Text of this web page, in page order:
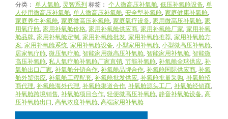
分类： 单人氧舱 灵智系列 标签： 个人微高压补氧舱 低压补氧舱设备 单
人使用微高压补氧舱 单人微高压补氧舱 安全型补氧舱 家庭健康补氧舱
家庭养生补氧舱 家庭微高压补氧舱 家庭氧疗设备 家用微高压补氧舱 家
用氧疗舱 家用补氧舱价格 家用补氧舱供应商 家用补氧舱厂家 家用补氧
舱品牌 家用补氧舱定制 家用补氧舱批发 家用补氧舱推荐 家用补氧舱方
案 家用补氧舱系统 家用补氧舱设备 小型家用补氧舱 小型微高压补氧舱
居家氧疗舱 微压氧疗舱 智能家用微高压补氧舱 智能家用补氧舱 智能微
高压补氧舱 私人氧疗舱补氧舱厂家直销 节能补氧舱 补氧舱全球供应 补
氧舱出口厂家 补氧舱分销合作 补氧舱品牌合作 补氧舱国际供应商 补氧
舱外贸供应 补氧舱工程配套 补氧舱批发供应 补氧舱批量采购 补氧舱招
商代理 补氧舱海外代理 补氧舱渠道合作 补氧舱源头工厂 补氧舱经销商
补氧舱跨境销售 补氧舱项目合作 轻便微高压补氧舱 静音补氧舱设备 高
压补氧舱出口 高氧浓度补氧舱 高端家用补氧舱